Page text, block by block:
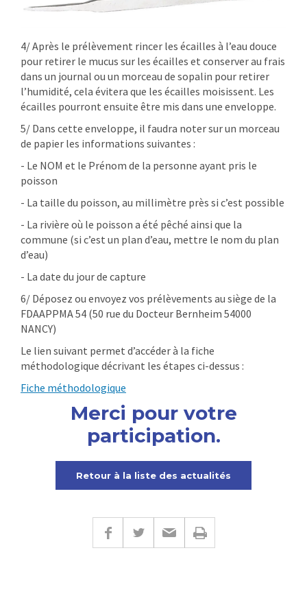
4/ Après le prélèvement rincer les écailles à l’eau douce
pour retirer le mucus sur les écailles et conserver au frais
dans un journal ou un morceau de sopalin pour retirer
l’humidité, cela évitera que les écailles moisissent. Les
écailles pourront ensuite être mis dans une enveloppe.
5/ Dans cette enveloppe, il faudra noter sur un morceau
de papier les informations suivantes :
- Le NOM et le Prénom de la personne ayant pris le
poisson
- La taille du poisson, au millimètre près si c’est possible
- La rivière où le poisson a été pêché ainsi que la
commune (si c’est un plan d’eau, mettre le nom du plan
d’eau)
- La date du jour de capture
6/ Déposez ou envoyez vos prélèvements au siège de la
FDAAPPMA 54 (50 rue du Docteur Bernheim 54000
NANCY)
Le lien suivant permet d’accéder à la fiche
méthodologique décrivant les étapes ci-dessus :
Fiche méthodologique
Merci pour votre
participation.
Retour à la liste des actualités